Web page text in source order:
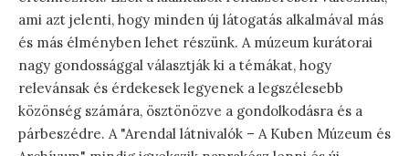
ami azt jelenti, hogy minden új látogatás alkalmával más
és más élményben lehet részünk. A múzeum kurátorai
nagy gondossággal választják ki a témákat, hogy
relevánsak és érdekesek legyenek a legszélesebb
közönség számára, ösztönözve a gondolkodásra és a
párbeszédre. A "Arendal látnivalók – A Kuben Múzeum és